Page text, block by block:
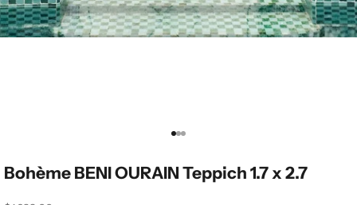
Gehe zu Element 1
Gehe zu Element 2
Gehe zu Element 3
Bohème BENI OURAIN Teppich 1.7 x 2.7